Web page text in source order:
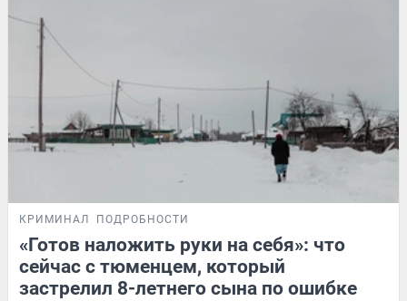
КРИМИНАЛ ПОДРОБНОСТИ
«Готов наложить руки на себя»: что
сейчас с тюменцем, который
застрелил 8-летнего сына по ошибке